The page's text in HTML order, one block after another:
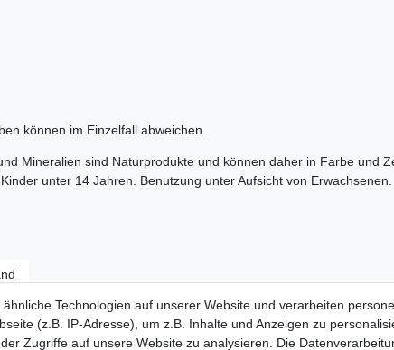
können im Einzelfall abweichen.
Mineralien sind Naturprodukte und können daher in Farbe und
unter 14 Jahren. Benutzung unter Aufsicht von Erwachsenen.
Technologien auf unserer Website und verarbeiten
(z.B. IP-Adresse), um z.B. Inhalte und Anzeigen zu
Zugriffe auf unsere Website zu analysieren. Die